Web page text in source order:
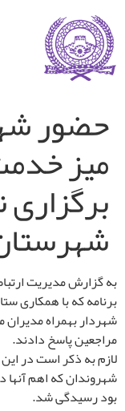
حضور
میز
به گزارش مدیریت
برنامه که با همکاری
شهردار بهمراه
مراجعین پاسخ دادند.
لازم به ذکر است در
شهروندان که اهم
بود رسیدگی شد.